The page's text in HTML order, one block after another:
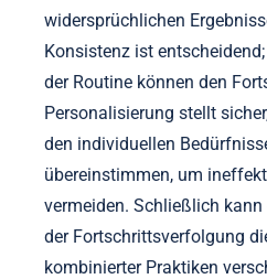
widersprüchlichen
Konsistenz ist
der Routine können den
Personalisierung stellt
den individuellen
übereinstimmen, um
vermeiden. Schließlich
der Fortschrittsverfolgung
kombinierter Praktiken